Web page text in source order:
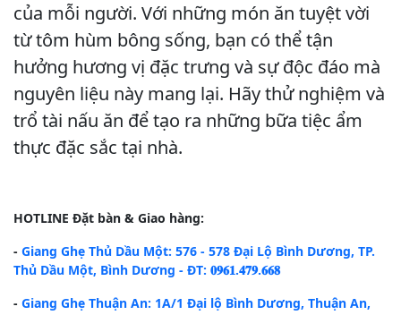
của mỗi người. Với những món ăn tuyệt vời
từ tôm hùm bông sống, bạn có thể tận
hưởng hương vị đặc trưng và sự độc đáo mà
nguyên liệu này mang lại. Hãy thử nghiệm và
trổ tài nấu ăn để tạo ra những bữa tiệc ẩm
thực đặc sắc tại nhà.
HOTLINE Đặt bàn & Giao hàng:
- Giang Ghẹ Thủ Dầu Một: 576 - 578 Đại Lộ Bình Dương, TP.
Thủ Dầu Một, Bình Dương - ĐT: 𝟎𝟗𝟔𝟏.𝟒𝟕𝟗.𝟔𝟔𝟖
- Giang Ghẹ Thuận An: 1A/1 Đại lộ Bình Dương, Thuận An,